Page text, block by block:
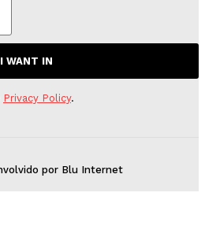
I WANT IN
Privacy Policy.
por Blu Internet